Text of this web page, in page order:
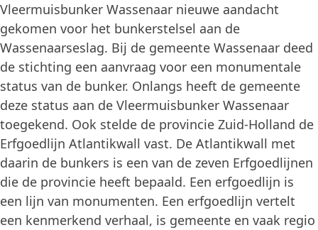
Vleermuisbunker Wassenaar nieuwe aandacht
gekomen voor het bunkerstelsel aan de
Wassenaarseslag. Bij de gemeente Wassenaar deed
de stichting een aanvraag voor een monumentale
status van de bunker. Onlangs heeft de gemeente
deze status aan de Vleermuisbunker Wassenaar
toegekend. Ook stelde de provincie Zuid-Holland de
Erfgoedlijn Atlantikwall vast. De Atlantikwall met
daarin de bunkers is een van de zeven Erfgoedlijnen
die de provincie heeft bepaald. Een erfgoedlijn is
een lijn van monumenten. Een erfgoedlijn vertelt
een kenmerkend verhaal, is gemeente en vaak regio